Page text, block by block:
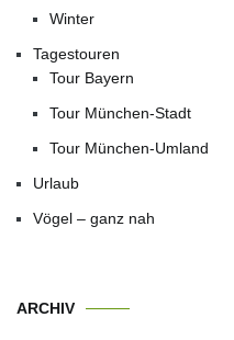
Winter
Tagestouren
Tour Bayern
Tour München-Stadt
Tour München-Umland
Urlaub
Vögel – ganz nah
ARCHIV